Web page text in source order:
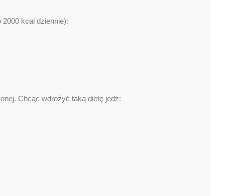
kcal dziennie):
Chcąc wdrożyć taką dietę jedz: